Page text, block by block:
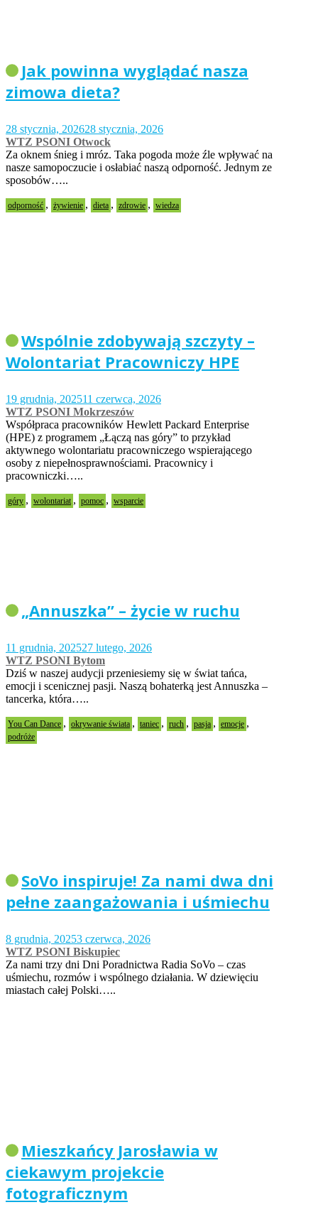
Jak powinna wyglądać nasza
zimowa dieta?
28 stycznia, 202628 stycznia, 2026
WTZ PSONI Otwock
Za oknem śnieg i mróz. Taka pogoda może źle wpływać na
nasze samopoczucie i osłabiać naszą odporność. Jednym ze
sposobów…..
odporność , żywienie , dieta , zdrowie , wiedza
Wspólnie zdobywają szczyty –
Wolontariat Pracowniczy HPE
19 grudnia, 202511 czerwca, 2026
WTZ PSONI Mokrzeszów
Współpraca pracowników Hewlett Packard Enterprise
(HPE) z programem „Łączą nas góry” to przykład
aktywnego wolontariatu pracowniczego wspierającego
osoby z niepełnosprawnościami. Pracownicy i
pracowniczki…..
góry , wolontariat , pomoc , wsparcie
„Annuszka” – życie w ruchu
11 grudnia, 202527 lutego, 2026
WTZ PSONI Bytom
Dziś w naszej audycji przeniesiemy się w świat tańca,
emocji i scenicznej pasji. Naszą bohaterką jest Annuszka –
tancerka, która…..
You Can Dance , okrywanie świata , taniec , ruch , pasja , emocje ,
podróże
SoVo inspiruje! Za nami dwa dni
pełne zaangażowania i uśmiechu
8 grudnia, 20253 czerwca, 2026
WTZ PSONI Biskupiec
Za nami trzy dni Dni Poradnictwa Radia SoVo – czas
uśmiechu, rozmów i wspólnego działania. W dziewięciu
miastach całej Polski…..
Mieszkańcy Jarosławia w
ciekawym projekcie
fotograficznym